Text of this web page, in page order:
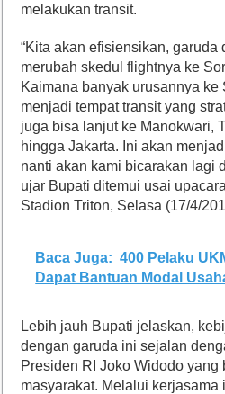
melakukan transit.
“Kita akan efisiensikan, garuda
merubah skedul flightnya ke
Kaimana banyak urusannya ke
menjadi tempat transit yang
juga bisa lanjut ke Manokwari,
hingga Jakarta. Ini akan
nanti akan kami bicarakan lagi
ujar Bupati ditemui usai
Stadion Triton, Selasa (17/4/
Baca Juga: 400 Pelaku
Dapat Bantuan Modal
Lebih jauh Bupati jelaskan,
dengan garuda ini sejalan
Presiden RI Joko Widodo yang
masyarakat. Melalui kerjasama